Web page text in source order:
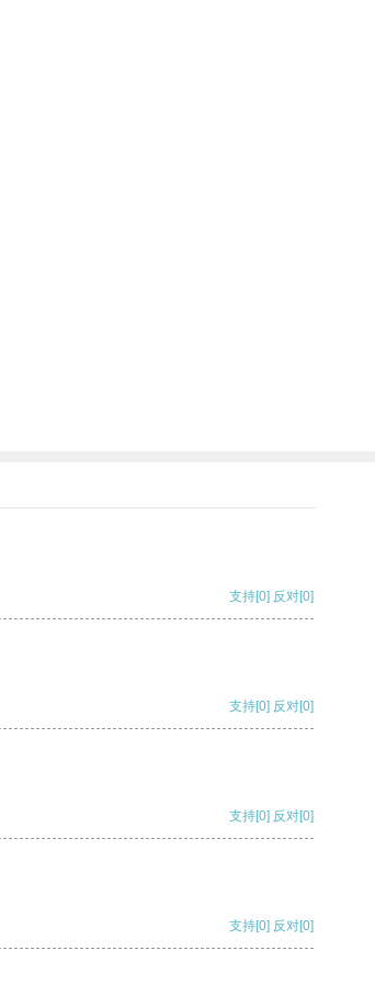
支持[0] 反对[0]
支持[0] 反对[0]
支持[0] 反对[0]
支持[0] 反对[0]